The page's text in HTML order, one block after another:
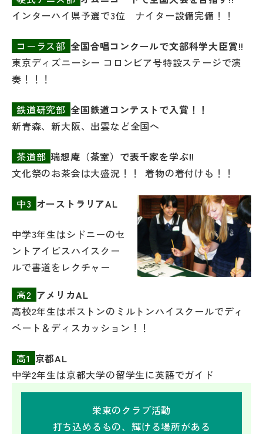
インターハイ県予選で3位 ナイター設備完備！！
コーラス部 全国合唱コンクールで文部科学大臣賞!!
東京ディズニーシー コロンビア号特設ステージで演
奏！！！
鉄道研究部 全国鉄道コンテストで入賞！！
新青森、新大阪、出雲など全国へ
茶道部 瑞想庵（茶室）で表千家を学ぶ!!
文化祭のお茶会は大盛況！！ 着物の着付けも！！
中3 オーストラリアAL
中学3年生はシドニーのセ
ントアイビスハイスクー
ルで書道をレクチャー
高2 アメリカAL
高校2年生はボストンのミルトンハイスクールでディ
ベート＆ディスカッション！！
高1 京都AL
中学2年生は京都大学の留学生に英語でガイド
栄東のクラブ活動
打ち込めるもの、輝ける場所がある